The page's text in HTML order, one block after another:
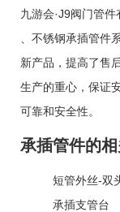
九游会·J9阀门管
不锈钢承插管件
新产品，提高了售
生产的重心，保证
可靠和安全性。
承插管件的
短管外丝-双
承插支管台